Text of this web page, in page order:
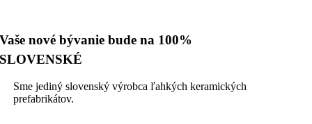
Vaše nové bývanie bude na 100%
SLOVENSKÉ
Sme jediný slovenský výrobca ľahkých keramických
prefabrikátov.